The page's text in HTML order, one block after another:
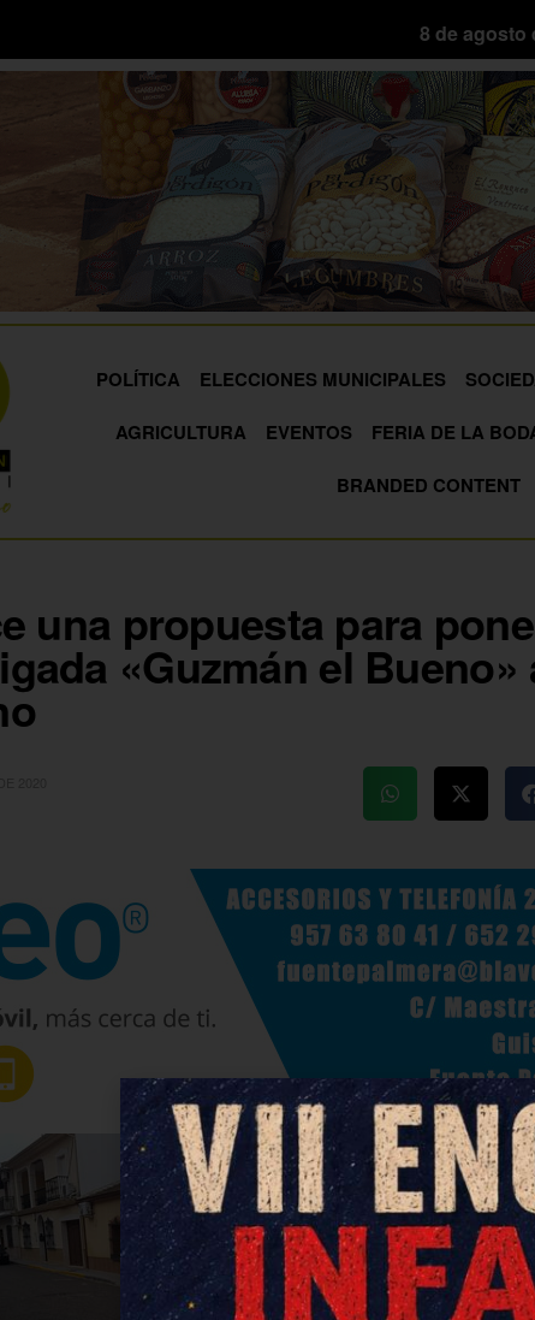
8 de agosto
POLÍTICA ELECCIONES MUNICIPALES
AGRICULTURA
EVENTOS FERIA DE LA
BRANDED CONTENT
una propuesta para
«Guzmán el Bueno»